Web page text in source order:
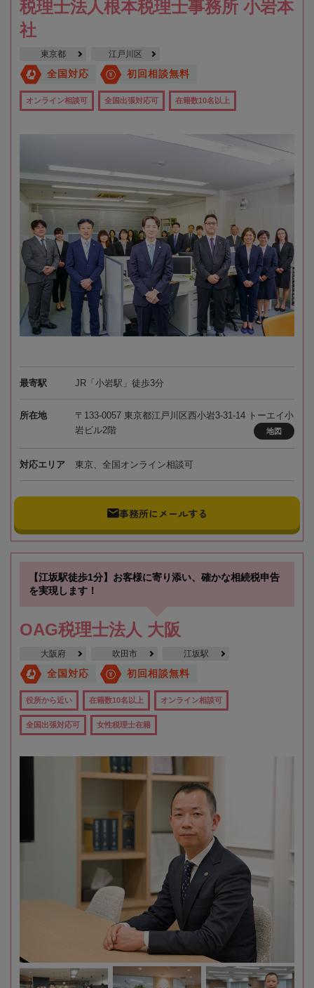
税理士法人根本税理士事務所 小岩本
社
東京都 江戸川区
全国対応 初回相談無料
オンライン相談可 全国出張対応可 在籍数10名以上
最寄駅 JR「小岩駅」徒歩3分
所在地
〒133-0057 東京都江戸川区西小岩3-31-14 トーエイ小
岩ビル2階
地図
対応エリア 東京、全国オンライン相談可
事務所にメールする
【江坂駅徒歩1分】お客様に寄り添い、確かな相続税申告
を実現します！
OAG税理士法人 大阪
大阪府 吹田市 江坂駅
全国対応 初回相談無料
役所から近い 在籍数10名以上 オンライン相談可
全国出張対応可 女性税理士在籍